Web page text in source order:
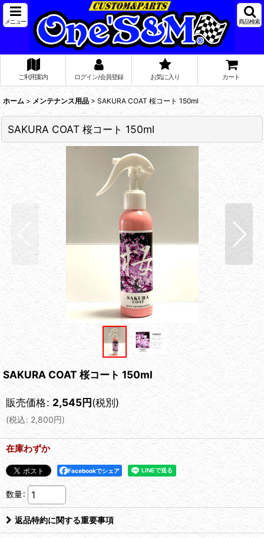
メニュー 商品検索
ご利用案内 ログイン/会員登録 お気に入り カート
ホーム > メンテナンス用品 > SAKURA COAT 桜コート 150ml
SAKURA COAT 桜コート 150ml
SAKURA COAT 桜コート 150ml
販売価格: 2,545円(税別)
(税込: 2,800円)
在庫わずか
Facebookでシェア
数量:
返品特約に関する重要事項